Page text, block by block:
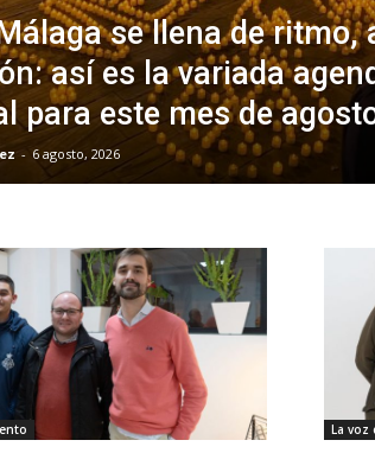
se llena de ritmo,
así es la variada
para este mes de
- 6 agosto, 2026
La voz